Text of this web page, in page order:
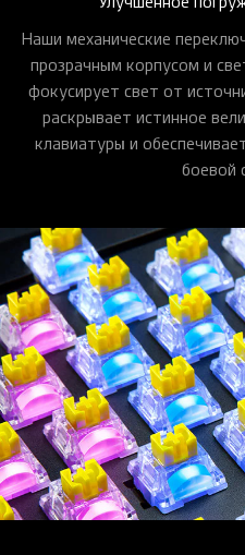
Наши механические
прозрачным корпусом и
фокусирует свет от
раскрывает истинное
клавиатуры и
боевой